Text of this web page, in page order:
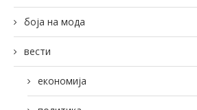
боја на мода
вести
економија